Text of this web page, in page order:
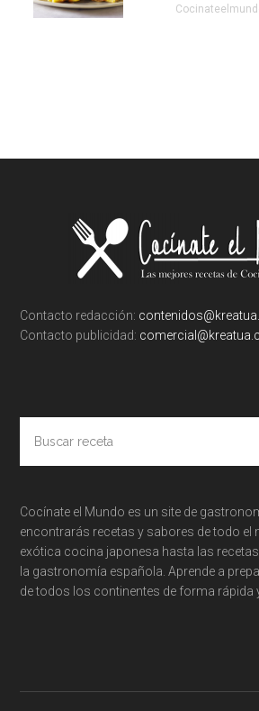
Footer
Contacto redacción:
Contacto publicidad:
receta
Cocínate el Mundo es un site de
encontrarás recetas y sabores de todo el
exótica cocina japonesa hasta las
la gastronomía española. Aprende a
de todos los continentes de forma rápida